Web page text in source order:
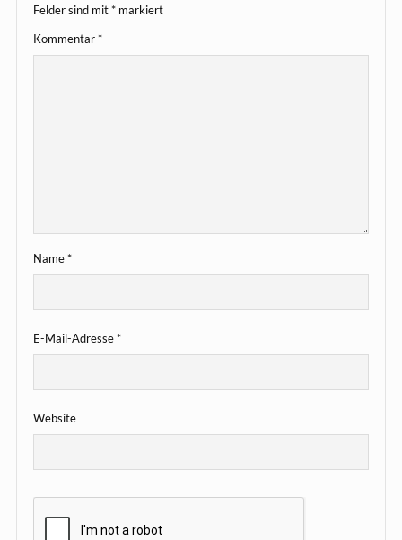
Felder sind mit* markiert
Kommentar*
Name*
E-Mail-Adresse*
Website